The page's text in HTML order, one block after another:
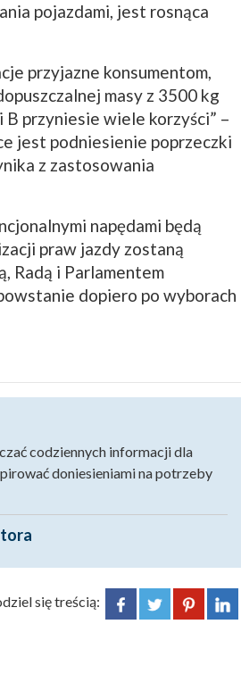
pojazdami, jest rosnąca
przyjazne konsumentom,
masy z 3500 kg
przyniesie wiele korzyści” –
jest podniesienie poprzeczki
z zastosowania
napędami będą
praw jazdy zostaną
Radą i Parlamentem
dopiero po wyborach
codziennych informacji dla
doniesieniami na potrzeby
się treścią: